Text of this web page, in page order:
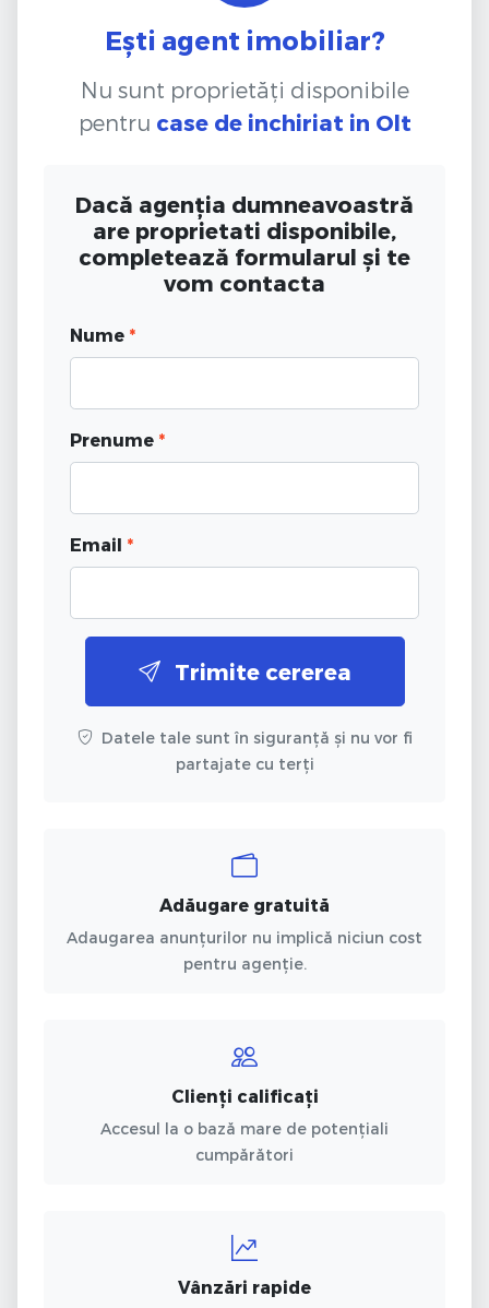
Ești agent imobiliar?
Nu sunt proprietăți disponibile
pentru case de inchiriat in Olt
Dacă agenția dumneavoastră
are proprietati disponibile,
completează formularul și te
vom contacta
Nume *
Prenume *
Email *
Trimite cererea
Datele tale sunt în siguranță și nu vor fi
partajate cu terți
Adăugare gratuită
Adaugarea anunțurilor nu implică niciun cost
pentru agenție.
Clienți calificați
Accesul la o bază mare de potențiali
cumpărători
Vânzări rapide